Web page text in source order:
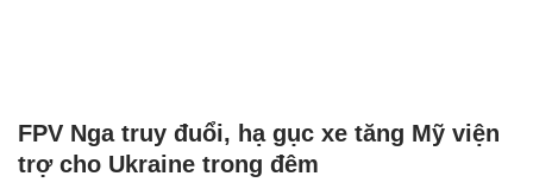
FPV Nga truy đuổi, hạ gục xe tăng Mỹ viện
trợ cho Ukraine trong đêm